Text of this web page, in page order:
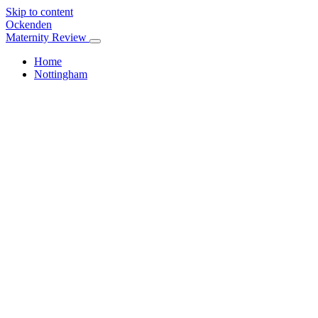
Skip to content
Ockenden
Maternity Review
Home
Nottingham